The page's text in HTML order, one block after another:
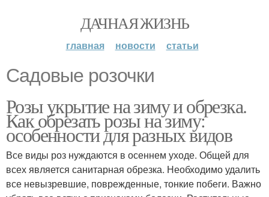
ДАЧНАЯ ЖИЗНЬ
главная новости статьи
Садовые розочки
Розы укрытие на зиму и обрезка.
Как обрезать розы на зиму:
особенности для разных видов
Все виды роз нуждаются в осеннем уходе. Общей для
всех является санитарная обрезка. Необходимо удалить
все невызревшие, поврежденные, тонкие побеги. Важно